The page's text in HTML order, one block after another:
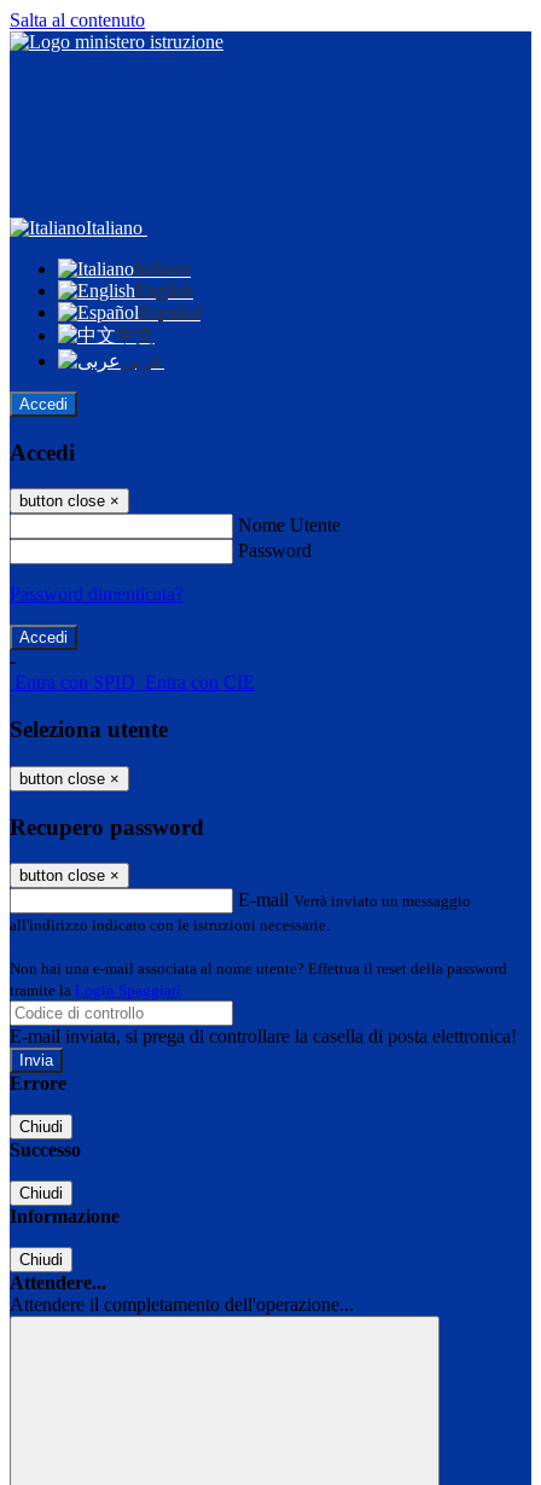
Salta al contenuto
Italiano
Italiano
English
Español
中文
عربى
Accedi
Accedi
button close ×
Nome Utente
Password
Password dimenticata?
-
Entra con SPID Entra con CIE
Seleziona utente
button close ×
Recupero password
button close ×
E-mail Verrà inviato un messaggio
all'indirizzo indicato con le istruzioni necessarie.
Non hai una e-mail associata al nome utente? Effettua il reset della password
tramite la Login Spaggiari
E-mail inviata, si prega di controllare la casella di posta elettronica!
Errore
Chiudi
Successo
Chiudi
Informazione
Chiudi
Attendere...
Attendere il completamento dell'operazione...